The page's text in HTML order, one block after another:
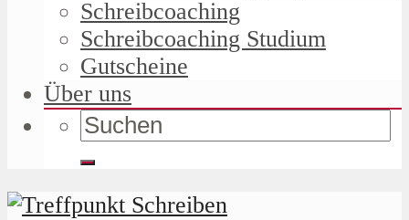
Schreibcoaching
Schreibcoaching Studium
Gutscheine
Über uns